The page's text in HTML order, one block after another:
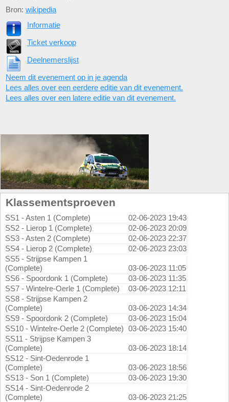
Bron: wikipedia
Informatie
Ticket verkoop
Deelnemerslijst
Neem dit evenement op in je agenda
Lees alles over een eerdere editie van dit evenement.
Lees alles over een latere editie van dit evenement.
Klassementsproeven
SS1 - Asten 1 (Complete)
02-06-2023 19:43
SS2 - Lierop 1 (Complete)
02-06-2023 20:09
SS3 - Asten 2 (Complete)
02-06-2023 22:37
SS4 - Lierop 2 (Complete)
02-06-2023 23:03
SS5 - Strijpse Kampen 1
(Complete)
03-06-2023 11:05
SS6 - Spoordonk 1 (Complete)
03-06-2023 11:35
SS7 - Wintelre-Oerle 1 (Complete)
03-06-2023 12:11
SS8 - Strijpse Kampen 2
(Complete)
03-06-2023 14:34
SS9 - Spoordonk 2 (Complete)
03-06-2023 15:04
SS10 - Wintelre-Oerle 2 (Complete) 03-06-2023 15:40
SS11 - Strijpse Kampen 3
(Complete)
03-06-2023 18:14
SS12 - Sint-Oedenrode 1
(Complete)
03-06-2023 18:56
SS13 - Son 1 (Complete)
03-06-2023 19:30
SS14 - Sint-Oedenrode 2
(Complete)
03-06-2023 21:25